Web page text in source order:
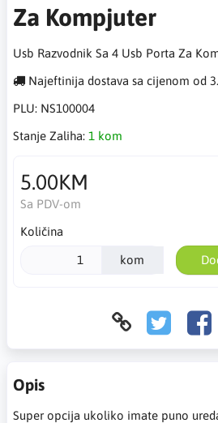
Za Kompjuter
Usb Razvodnik Sa 4 Usb Porta Za
Najeftinija dostava sa cijenom od
PLU: NS100004
Stanje Zaliha: 1 kom
5.00KM
Sa PDV-om
Količina
kom
Opis
Super opcija ukoliko imate puno